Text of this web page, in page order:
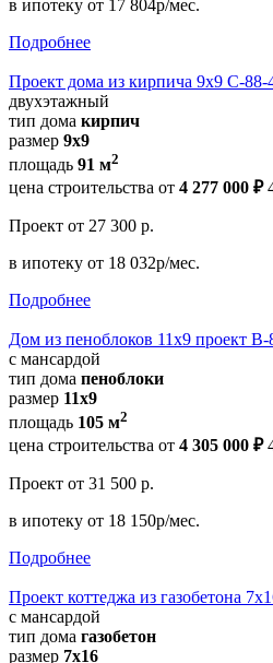
в ипотеку от 17 804р/мес.
Подробнее
Проект дома из кирпича 9х9 С-88-
двухэтажный
тип дома кирпич
размер 9х9
площадь 91 м2
цена строительства от 4 277 000 ₽
Проект от 27 300 р.
в ипотеку от 18 032р/мес.
Подробнее
Дом из пеноблоков 11х9 проект В-
с мансардой
тип дома пеноблоки
размер 11х9
площадь 105 м2
цена строительства от 4 305 000 ₽
Проект от 31 500 р.
в ипотеку от 18 150р/мес.
Подробнее
Проект коттеджа из газобетона
с мансардой
тип дома газобетон
размер 7х16